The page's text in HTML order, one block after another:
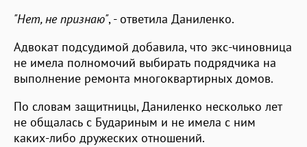
"Нет, не признаю", - ответила Даниленко.
Адвокат подсудимой добавила, что экс-чиновница
не имела полномочий выбирать подрядчика на
выполнение ремонта многоквартирных домов.
По словам защитницы, Даниленко несколько лет
не общалась с Будариным и не имела с ним
каких-либо дружеских отношений.